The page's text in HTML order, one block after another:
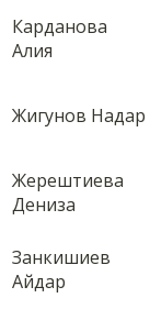
Карданова
Алия
Жигунов Надар
Жерештиева
Дениза
Занкишиев
Айдар